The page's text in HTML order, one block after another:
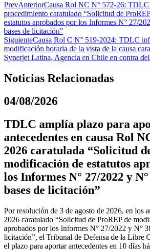
PrevAnteriorCausa Rol NC N° 572-26:
procedimiento caratulado “Solicitud de
estatutos aprobados por los Informes N° 27/
bases de licitación”
SiguienteCausa Rol C N° 519-2024: TDLC
modificación horaria de la vista de la causa
Synerjet Latina, Agencia en Chile en contra
Noticias Relacionadas
04/08/2026
TDLC amplía plazo para
antecedentes en causa Rol
2026 caratulada “Solicitud
modificación de estatutos
los Informes N° 27/2022 y
bases de licitación”
Por resolución de 3 de agosto de 2026, en los
2026 caratulado “Solicitud de ProREP de
aprobados por los Informes N° 27/2022 y N°
licitación”, el Tribunal de Defensa de la Libre
el plazo para aportar antecedentes en 10 días